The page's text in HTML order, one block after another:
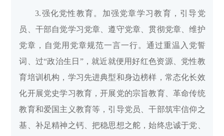
3.强化党性教育。加强党章学习教育，引导党
员、干部自觉学习党章、遵守党章、贯彻党章、维护
党章，自觉用党章规范一言一行。通过重温入党誓
词、过“政治生日”，就近就便用好红色资源、党性教
育培训机构，学习先进典型和身边榜样，常态化长效
化开展党史学习教育，开展党的宗旨教育、革命传统
教育和爱国主义教育等，引导党员、干部筑牢信仰之
基、补足精神之钙、把稳思想之舵，始终忠诚于党、